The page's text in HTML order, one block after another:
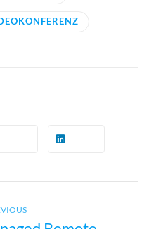
Previous
post: